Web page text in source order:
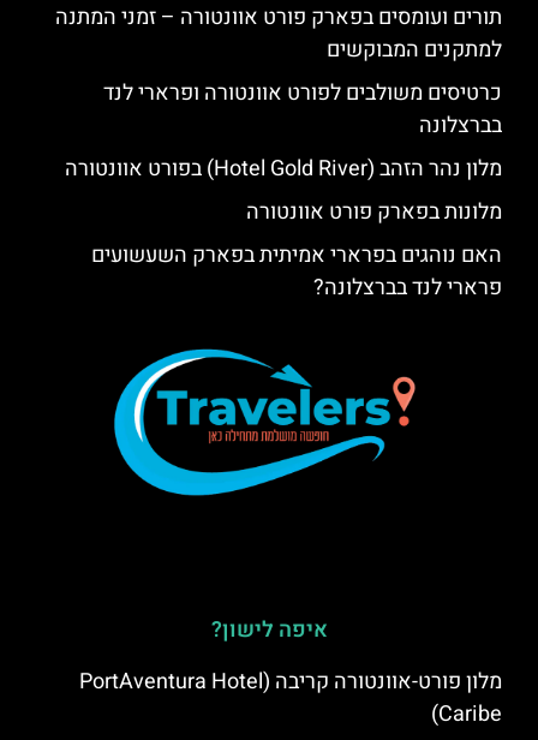
תורים ועומסים בפארק פורט אוונטורה – זמני המתנה
למתקנים המבוקשים
כרטיסים משולבים לפורט אוונטורה ופרארי לנד
בברצלונה
מלון נהר הזהב (Hotel Gold River) בפורט אוונטורה
מלונות בפארק פורט אוונטורה
האם נוהגים בפרארי אמיתית בפארק השעשועים
פרארי לנד בברצלונה?
איפה לישון?
מלון פורט-אוונטורה קריבה (PortAventura Hotel
Caribe)